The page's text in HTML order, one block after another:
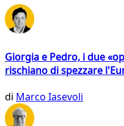
Giorgia e Pedro, i due
rischiano di spezzare
di Marco Iasevoli